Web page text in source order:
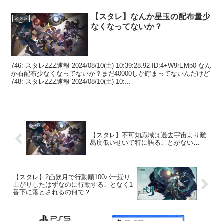
スタレ
【スタレ】なんか星玉の配布量少
なくなってないか？
746: スタレZZZ速報 2024/08/10(土) 10:39:28.92 ID:4+W9rEMp0 なん
か石配布少なくなってないか？まだ40000しか貯まってないんだけど
748: スタレZZZ速報 2024/08/10(土) 10:...
【スタレ】不可知識域は過去宇宙より難
易度低いせいで特に語ることがない…
【スタレ】2凸飲月で行動順100パー繰り
上がりしたはずなのに行動することなく1
番下に落とされるの何で？